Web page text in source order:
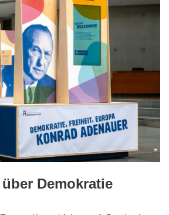
Demokratie